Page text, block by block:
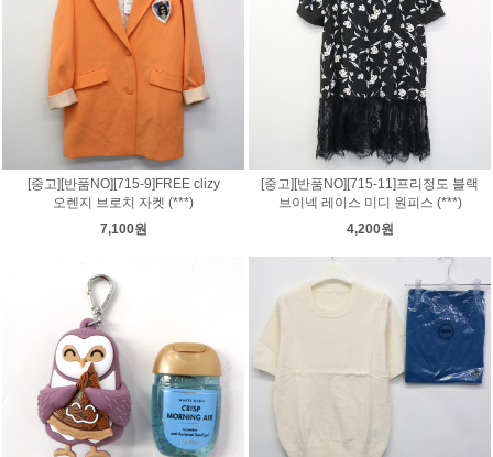
[중고][반품NO][715-9]FREE clizy
오렌지 브로치 자켓 (***)
7,100원
[중고][반품NO][715-11]프리정도 블랙
브이넥 레이스 미디 원피스 (***)
4,200원